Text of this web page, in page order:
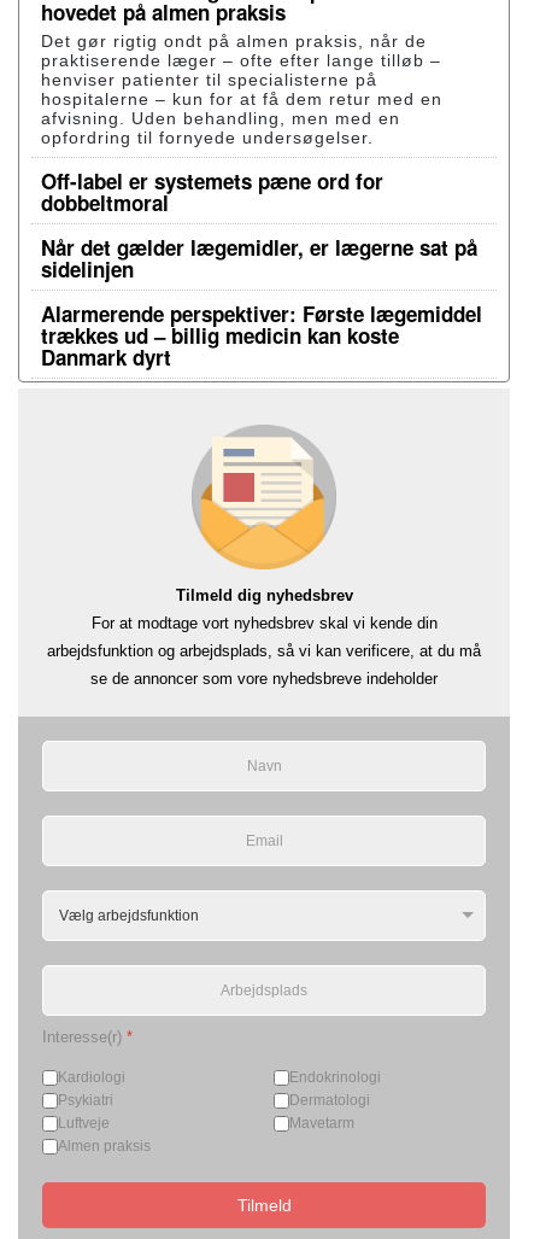
hovedet på almen praksis
Det gør rigtig ondt på almen praksis, når de
praktiserende læger – ofte efter lange tilløb –
henviser patienter til specialisterne på
hospitalerne – kun for at få dem retur med en
afvisning. Uden behandling, men med en
opfordring til fornyede undersøgelser.
Off-label er systemets pæne ord for
dobbeltmoral
Når det gælder lægemidler, er lægerne sat på
sidelinjen
Alarmerende perspektiver: Første lægemiddel
trækkes ud – billig medicin kan koste
Danmark dyrt
Tilmeld dig nyhedsbrev
For at modtage vort nyhedsbrev skal vi kende din
arbejdsfunktion og arbejdsplads, så vi kan verificere, at du må
se de annoncer som vore nyhedsbreve indeholder
Interesse(r) *
Kardiologi
Endokrinologi
Psykiatri
Dermatologi
Luftveje
Mavetarm
Almen praksis
Tilmeld